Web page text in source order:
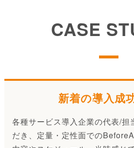
CASE
新着の導入成
各種サービス導入企業の代表/担
だき、定量・定性面での